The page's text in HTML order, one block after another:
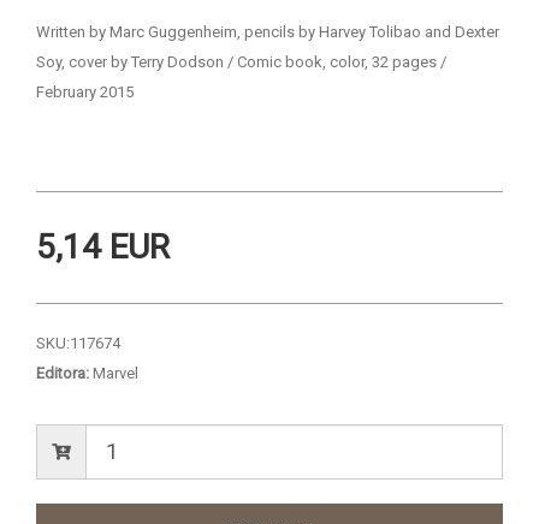
Written by Marc Guggenheim, pencils by Harvey Tolibao and Dexter
Soy, cover by Terry Dodson / Comic book, color, 32 pages /
February 2015
5,14 EUR
SKU:117674
Editora: Marvel